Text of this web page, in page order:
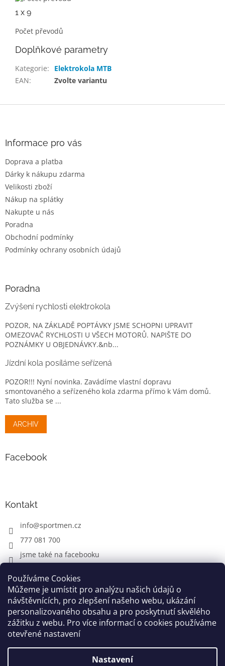
Používáme Cookies
Můžeme je umístit pro analýzu našich údajů o
návštěvnících, pro zlepšení našeho webu, ukázání
personalizovaného obsahu a pro poskytnutí skvělého
zážitku z webu. Pro více informací o cookies používáme
otevřené nastavení
Nastavení
1 x 9
Počet převodů
Doplňkové parametry
Kategorie:
Elektrokola MTB
EAN: Zvolte variantu
Informace pro vás
Doprava a platba
Dárky k nákupu zdarma
Velikosti zboží
Nákup na splátky
Nakupte u nás
Poradna
Obchodní podmínky
Podmínky ochrany osobních údajů
Poradna
Zvýšení rychlosti elektrokola
POZOR, NA ZÁKLADĚ POPTÁVKY JSME SCHOPNI UPRAVIT
OMEZOVAČ RYCHLOSTI U VŠECH MOTORŮ. NAPIŠTE DO
POZNÁMKY U OBJEDNÁVKY.&nb...
Jízdní kola posíláme seřízená
POZOR!!! Nyní novinka. Zavádíme vlastní dopravu
smontovaného a seřízeného kola zdarma přímo k Vám domů.
Tato služba se ...
ARCHIV
Facebook
Kontakt
info@sportmen.cz
777 081 700
jsme také na facebooku
CYKLO OBLEČENÍ